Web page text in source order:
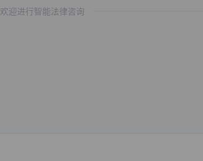
欢迎进行智能法律咨询